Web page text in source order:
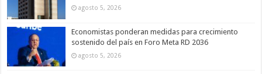
agosto 5, 2026
Economistas ponderan medidas para crecimiento
sostenido del país en Foro Meta RD 2036
agosto 5, 2026